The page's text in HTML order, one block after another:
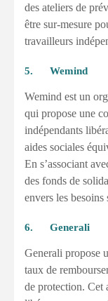
des ateliers de
être sur-mesure
travailleurs
5. Wemind
Wemind est un
qui propose une
indépendants
aides sociales
En s’associant
des fonds de
envers les
6. Generali
Generali propose
taux de
de protection. Cet